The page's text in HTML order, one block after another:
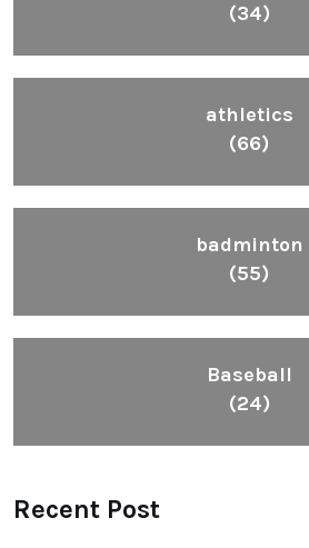
(34)
athletics
(66)
badminton
(55)
Baseball
(24)
Recent Post